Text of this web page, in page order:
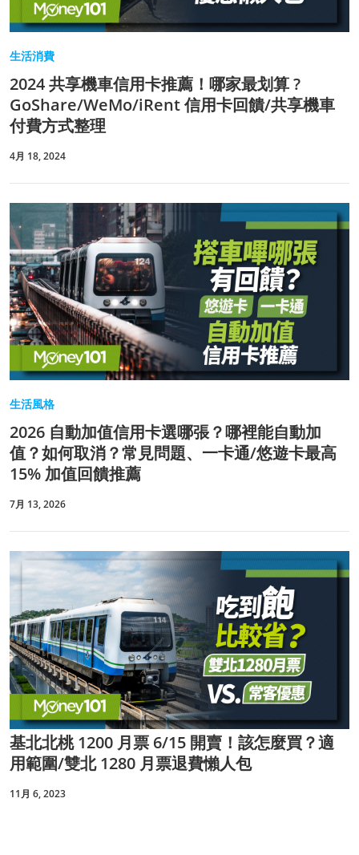
生活消費
2024 共享機車信用卡推薦！哪家最划算 ?
GoShare/WeMo/iRent 信用卡回饋/共享機車
付費方式整理
4月 18, 2024
生活風格
2026 自動加值信用卡選哪張？哪裡能自動加
值？如何取消？常見問題、一卡通/悠遊卡最高
15% 加值回饋推薦
7月 13, 2026
基北北桃 1200 月票 6/15 開賣！該怎麼買？適
用範圍/雙北 1280 月票退費懶人包
11月 6, 2023